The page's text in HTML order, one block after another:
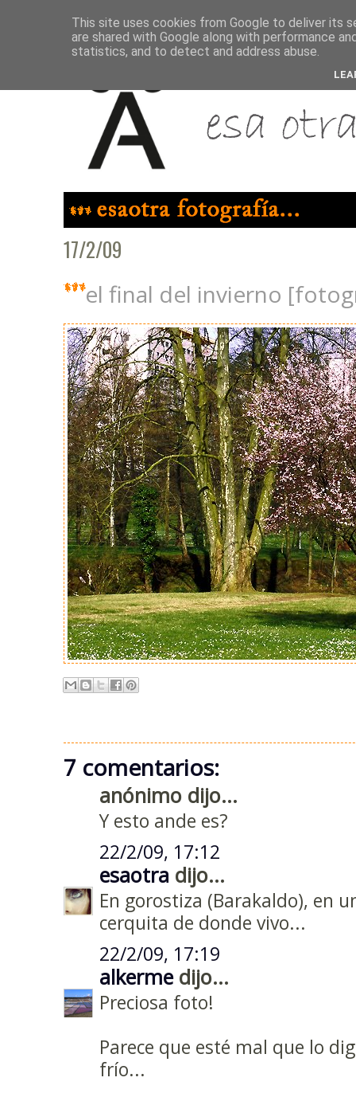
17/2/09
el final del invierno
7 comentarios:
anónimo dijo...
Y esto ande es?
22/2/09, 17:12
esaotra dijo...
En gorostiza (Barakaldo), en
cerquita de donde vivo...
22/2/09, 17:19
alkermedijo...
Preciosa foto!
Parece que esté mal que lo
frío...
This site uses cookies from Google to deliver its
are shared with Google along with performance
statistics, and to detect and address abuse.